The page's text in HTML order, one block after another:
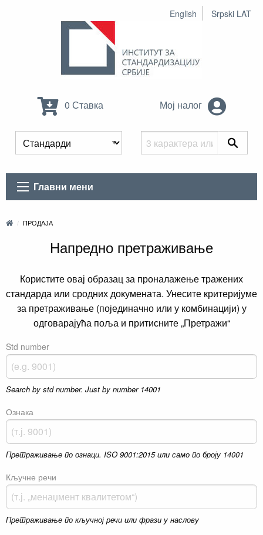
English Srpski LAT
0 Ставка Мој налог
Главни мени
ПРОДАЈА
Напредно претраживање
Користите овај образац за проналажење тражених
стандарда или сродних докумената. Унесите критеријуме
за претраживање (појединачно или у комбинацији) у
одговарајућа поља и притисните „Претражи“
Std number
Search by std number. Just by number 14001
Ознака
Претраживање по ознаци. ISO 9001:2015 или само по броју 14001
Кључне речи
Претраживање по кључној речи или фрази у наслову